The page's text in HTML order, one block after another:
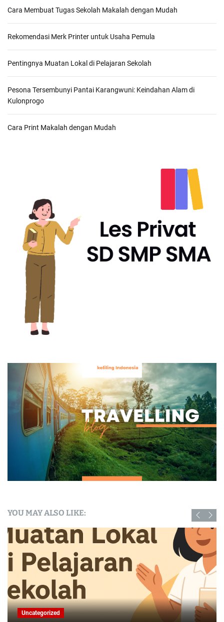
Cara Membuat Tugas Sekolah Makalah dengan Mudah
Rekomendasi Merk Printer untuk Usaha Pemula
Pentingnya Muatan Lokal di Pelajaran Sekolah
Pesona Tersembunyi Pantai Karangwuni: Keindahan Alam di
Kulonprogo
Cara Print Makalah dengan Mudah
YOU MAY ALSO LIKE:
Uncategorized